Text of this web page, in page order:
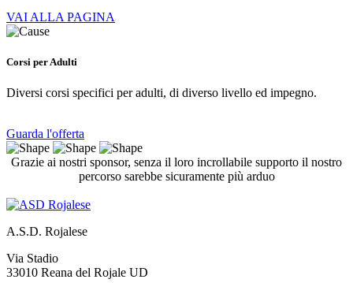
VAI ALLA PAGINA
Corsi per Adulti
Diversi corsi specifici per adulti, di diverso livello ed impegno.
Guarda l'offerta
Grazie ai nostri sponsor, senza il loro incrollabile supporto il nostro
percorso sarebbe sicuramente più arduo
A.S.D. Rojalese
Via Stadio
33010 Reana del Rojale UD